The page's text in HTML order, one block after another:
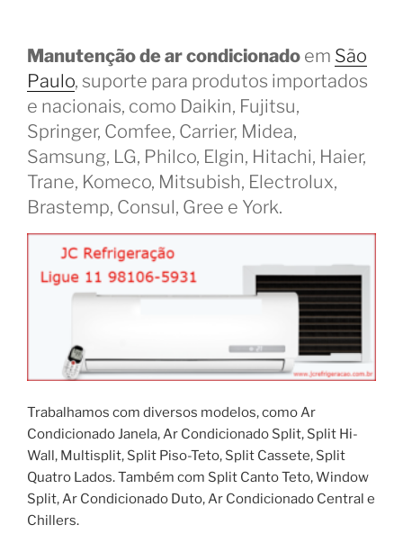
Manutenção de ar condicionado em São
Paulo, suporte para produtos importados
e nacionais, como Daikin, Fujitsu,
Springer, Comfee, Carrier, Midea,
Samsung, LG, Philco, Elgin, Hitachi, Haier,
Trane, Komeco, Mitsubish, Electrolux,
Brastemp, Consul, Gree e York.
Trabalhamos com diversos modelos, como Ar
Condicionado Janela, Ar Condicionado Split, Split Hi-
Wall, Multisplit, Split Piso-Teto, Split Cassete, Split
Quatro Lados. Também com Split Canto Teto, Window
Split, Ar Condicionado Duto, Ar Condicionado Central e
Chillers.